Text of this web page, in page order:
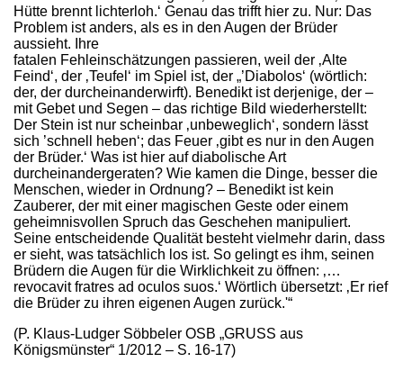
Hütte brennt lichterloh.‘ Genau das trifft hier zu. Nur: Das
Problem ist anders, als es in den Augen der Brüder
aussieht. Ihre
fatalen Fehleinschätzungen passieren, weil der ‚Alte
Feind‘, der ‚Teufel‘ im Spiel ist, der „’Diabolos‘ (wörtlich:
der, der durcheinanderwirft). Benedikt ist derjenige, der –
mit Gebet und Segen – das richtige Bild wiederherstellt:
Der Stein ist nur scheinbar ‚unbeweglich‘, sondern lässt
sich ’schnell heben‘; das Feuer ‚gibt es nur in den Augen
der Brüder.‘ Was ist hier auf diabolische Art
durcheinandergeraten? Wie kamen die Dinge, besser die
Menschen, wieder in Ordnung? – Benedikt ist kein
Zauberer, der mit einer magischen Geste oder einem
geheimnisvollen Spruch das Geschehen manipuliert.
Seine entscheidende Qualität besteht vielmehr darin, dass
er sieht, was tatsächlich los ist. So gelingt es ihm, seinen
Brüdern die Augen für die Wirklichkeit zu öffnen: ‚…
revocavit fratres ad oculos suos.‘ Wörtlich übersetzt: ‚Er rief
die Brüder zu ihren eigenen Augen zurück.'“
(P. Klaus-Ludger Söbbeler OSB „GRUSS aus
Königsmünster“ 1/2012 – S. 16-17)